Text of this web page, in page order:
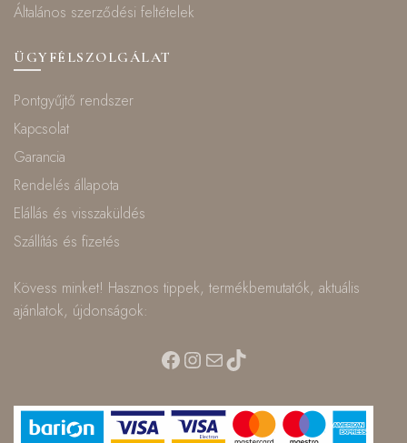
Általános szerződési feltételek
ÜGYFÉLSZOLGÁLAT
Pontgyűjtő rendszer
Kapcsolat
Garancia
Rendelés állapota
Elállás és visszaküldés
Szállítás és fizetés
Kövess minket! Hasznos tippek, termékbemutatók, aktuális
ajánlatok, újdonságok:
Facebook
Instagram
MailTikTok